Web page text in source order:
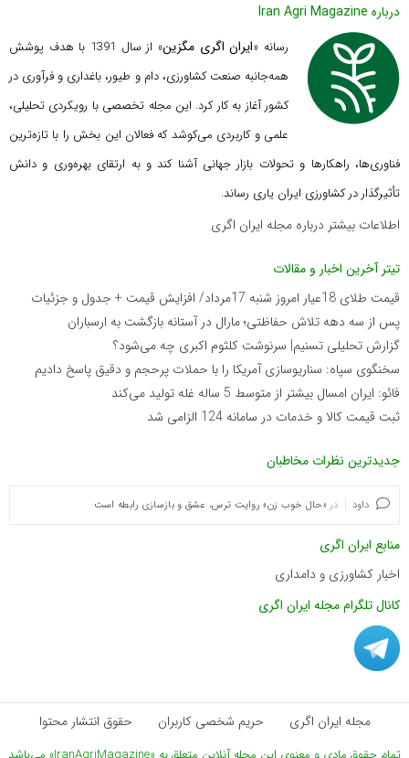
درباره Iran Agri Magazine
رسانه «ایران اگری مگزین
» از سال 1391 با هدف پوشش
همه‌جانبه صنعت کشاورزی، دام و طیور، باغداری و فرآوری در
کشور آغاز به کار کرد. این مجله تخصصی با رویکردی تحلیلی،
علمی و کاربردی می‌کوشد که فعالان این بخش را با تازه‌ترین
فناوری‌ها، راهکارها و تحولات بازار جهانی آشنا کند و به ارتقای بهره‌وری و دانش
تأثیرگذار در کشاورزی ایران یاری رساند.
اطلاعات بیشتر درباره مجله ایران اگری
تیتر آخرین اخبار و مقالات
قیمت طلای 18عیار امروز شنبه 17مرداد/ افزایش قیمت + جدول و جزئیات
پس از سه دهه تلاش حفاظتی؛ مارال در آستانه بازگشت به ارسباران
گزارش تحلیلی تسنیم| سرنوشت کلثوم اکبری چه می‌شود؟
سخنگوی سپاه: سناریوسازی آمریکا را با حملات پرحجم‌‌ و دقیق‌ پاسخ دادیم
فائو: ایران امسال بیشتر از متوسط 5 ساله غله تولید می‌کند
ثبت قیمت کالا و خدمات در سامانه 124 الزامی شد
جدیدترین نظرات مخاطبان
داود در «حال خوب زن» روایت ترس، عشق و بازسازی رابطه است
منابع ایران اگری
اخبار کشاورزی و دامداری
کانال تلگرام مجله ایران اگری
مجله ایران اگری حریم شخصی کاربران حقوق انتشار محتوا